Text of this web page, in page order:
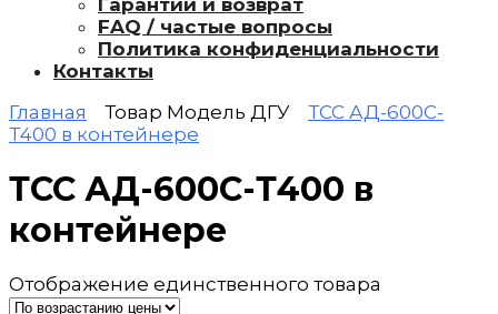
Гарантии и возврат
FAQ / частые вопросы
Политика конфиденциальности
Контакты
Главная
Товар Модель ДГУ
ТСС АД-600С-
Т400 в контейнере
ТСС АД-600С-Т400 в
контейнере
Отображение единственного товара